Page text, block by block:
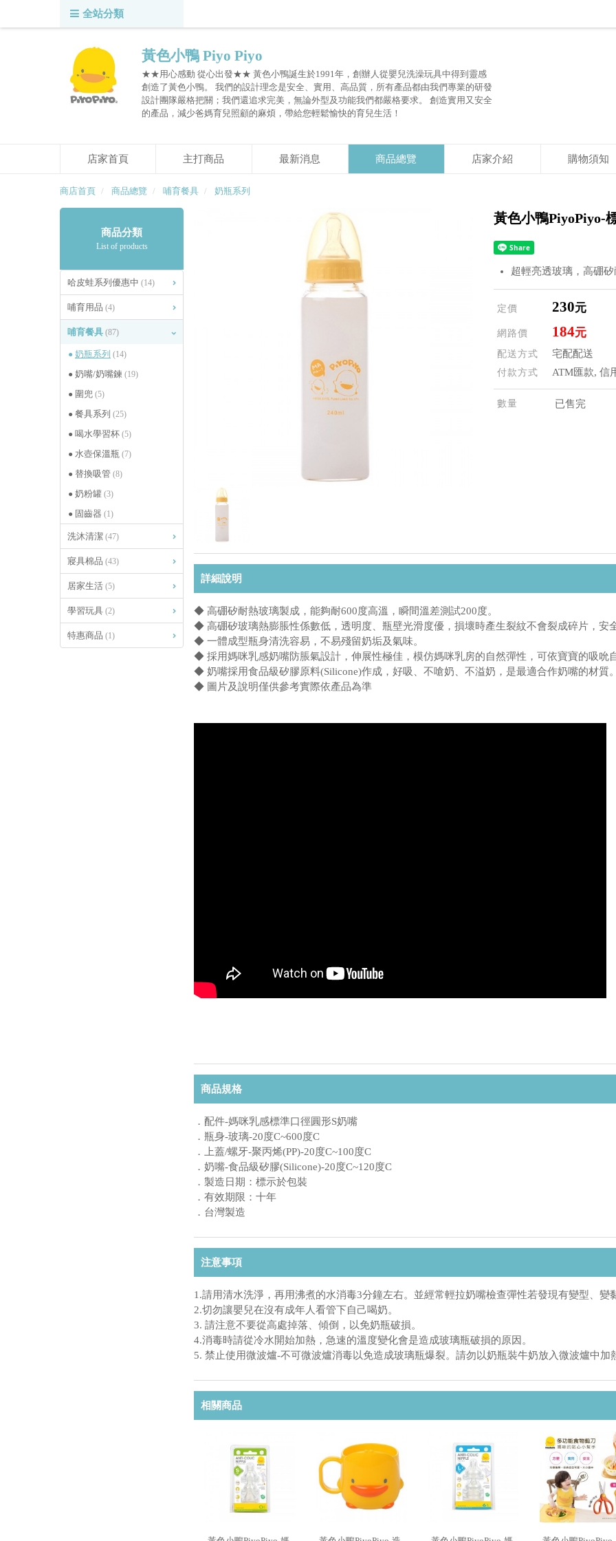
全站分類
黃色小鴨 Piyo Piyo
★★用心感動 從心出發★★ 黃色小鴨誕生於1991年，創辦人從嬰兒洗澡玩具中得到靈感
創造了黃色小鴨。 我們的設計理念是安全、實用、高品質，所有產品都由我們專業的研發
設計團隊嚴格把關；我們還追求完美，無論外型及功能我們都嚴格要求。 創造實用又安全
的產品，減少爸媽育兒照顧的麻煩，帶給您輕鬆愉快的育兒生活！
店家首頁 主打商品 最新消息 商品總覽 店家介紹 購物須知
商店首頁 商品總覽 哺育餐具 奶瓶系列
商品分類
List of products
哈皮蛙系列優惠中 (14)
哺育用品 (4)
哺育餐具 (87)
奶瓶系列 (14)
奶嘴/奶嘴鍊 (19)
圍兜 (5)
餐具系列 (25)
喝水學習杯 (5)
水壺保溫瓶 (7)
替換吸管 (8)
奶粉罐 (3)
固齒器 (1)
洗沐清潔 (47)
寢具棉品 (43)
居家生活 (5)
學習玩具 (2)
特惠商品 (1)
黃色小鴨PiyoPiyo-
超輕亮透玻璃，高硼
定價 230元
網路價 184元
配送方式 宅配配送
付款方式 ATM匯款, 信
數量 已售完
詳細說明
◆ 高硼矽耐熱玻璃製成，能夠耐600度高溫，瞬間溫差測試200度。
◆ 高硼矽玻璃熱膨脹性係數低，透明度、瓶壁光滑度優，損壞時產生裂紋不會裂成碎片，安
◆ 一體成型瓶身清洗容易，不易殘留奶垢及氣味。
◆ 採用媽咪乳感奶嘴防脹氣設計，伸展性極佳，模仿媽咪乳房的自然彈性，可依寶寶的吸吮
◆ 奶嘴採用食品級矽膠原料(Silicone)作成，好吸、不嗆奶、不溢奶，是最適合作奶嘴的材質
◆ 圖片及說明僅供參考實際依產品為準
商品規格
．配件-媽咪乳感標準口徑圓形S奶嘴
．瓶身-玻璃-20度C~600度C
．上蓋/螺牙-聚丙烯(PP)-20度C~100度C
．奶嘴-食品級矽膠(Silicone)-20度C~120度C
．製造日期：標示於包裝
．有效期限：十年
．台灣製造
注意事項
1.請用清水洗淨，再用沸煮的水消毒3分鐘左右。並經常輕拉奶嘴檢查彈性若發現有變型、
2.切勿讓嬰兒在沒有成年人看管下自己喝奶。
3. 請注意不要從高處掉落、傾倒，以免奶瓶破損。
4.消毒時請從冷水開始加熱，急速的溫度變化會是造成玻璃瓶破損的原因。
5. 禁止使用微波爐-不可微波爐消毒以免造成玻璃瓶爆裂。請勿以奶瓶裝牛奶放入微波爐中加
相關商品